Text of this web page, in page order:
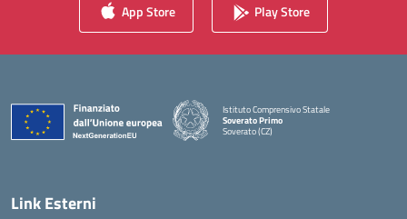
App Store Play Store
Istituto Comprensivo Statale
Soverato Primo
Soverato (CZ)
Link Esterni